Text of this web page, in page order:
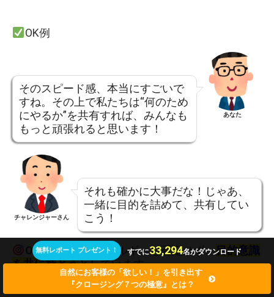
OK例
そのスピード感、本当にすごいで
すね。その上で私たちは“何のため
にやるか”を共有すれば、みんなも
もっと頑張れると思います！
あなた
チャレンジャーさん
それも確かに大事だな！じゃあ、
一緒に目的を詰めて、共有してい
こう！
OKポイント：エネルギーを否定せず、目的意識
を共に持とうとしています。
無料レポート プレゼント！ すでに33,294名がダウンロード
自然にお客様の「欲しい！」を引き出す
『クロージング７つの極意』とは？